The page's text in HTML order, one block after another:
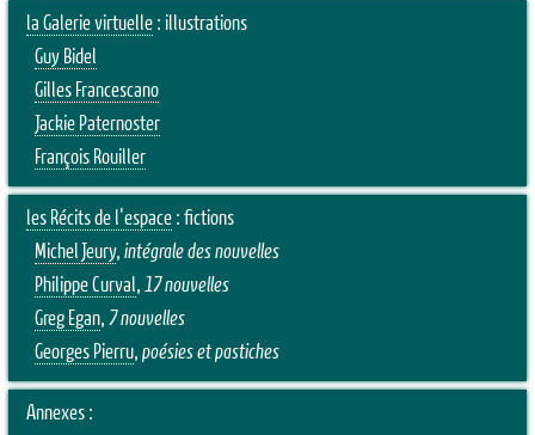
la Galerie virtuelle : illustrations
Guy Bidel
Gilles Francescano
Jackie Paternoster
François Rouiller
les Récits de l'espace : fictions
Michel Jeury, intégrale des nouvelles
Philippe Curval, 17 nouvelles
Greg Egan, 7 nouvelles
Georges Pierru, poésies et pastiches
Annexes :